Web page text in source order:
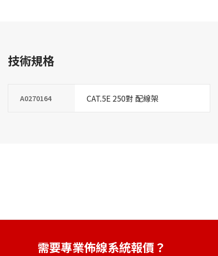
技術規格
A0270164 CAT.5E 250對 配線架
需要專業佈線系統報價？